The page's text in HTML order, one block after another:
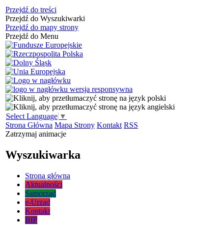
Przejdź do treści
Przejdź do Wyszukiwarki
Przejdź do mapy strony
Przejdź do Menu
Select Language ▼
Strona Główna Mapa Strony Kontakt RSS
Zatrzymaj animacje
Wyszukiwarka
Strona główna
Aktualności
Samorząd
e-Urząd
Kontakt
BIP